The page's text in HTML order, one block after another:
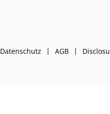
Datenschutz AGB